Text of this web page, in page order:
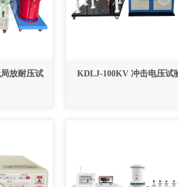
放耐压试
KDLJ-100KV 冲击电压试